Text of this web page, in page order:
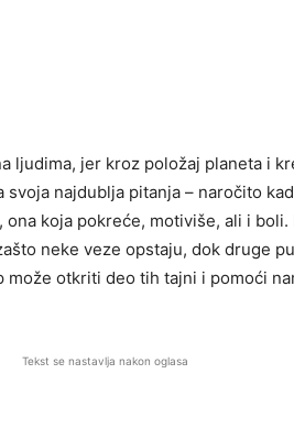
ljudima, jer kroz položaj planeta i
najdublja pitanja – naročito
koja pokreće, motiviše, ali i
neke veze opstaju, dok druge
otkriti deo tih tajni i pomoći
Tekst se nastavlja nakon oglasa